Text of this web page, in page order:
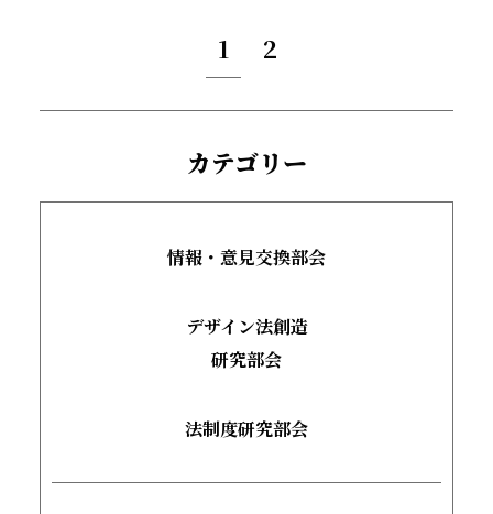
デザインと法協会について
コラム
1 2
カテゴリー
情報・意見交換部会
デザイン法創造
研究部会
法制度研究部会